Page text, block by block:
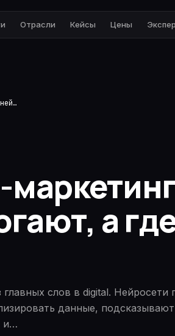
Отрасли Кейсы Цены
AI в интернет-маркетинге: где нейросети реально помогают, а где создают иллюзию работы
а
слов в digital. Нейросети
данные,
и…